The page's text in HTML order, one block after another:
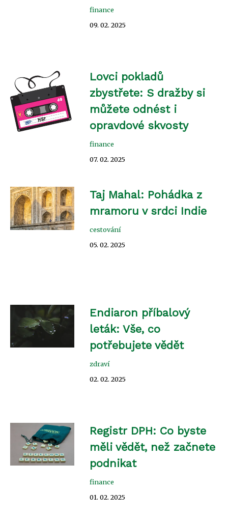
finance
09. 02. 2025
Lovci pokladů
zbystřete: S dražby si
můžete odnést i
opravdové skvosty
finance
07. 02. 2025
Taj Mahal: Pohádka z
mramoru v srdci Indie
cestování
05. 02. 2025
Endiaron příbalový
leták: Vše, co
potřebujete vědět
zdraví
02. 02. 2025
Registr DPH: Co byste
měli vědět, než začnete
podnikat
finance
01. 02. 2025